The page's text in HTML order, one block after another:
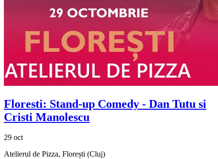
Floresti: Stand-up Comedy - Dan Tutu si
Cristi Manolescu
29 oct
Atelierul de Pizza, Florești (Cluj)